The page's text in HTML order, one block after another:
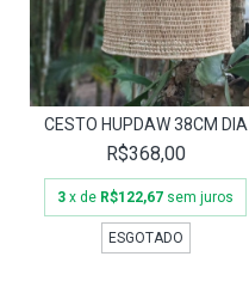
CESTO HUPDAW 38CM DIA
R$368,00
3 x de R$122,67 sem juros
ESGOTADO